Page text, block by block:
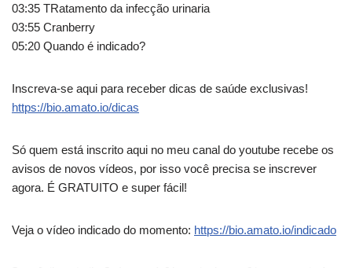
03:35 TRatamento da infecção urinaria
03:55 Cranberry
05:20 Quando é indicado?
Inscreva-se aqui para receber dicas de saúde exclusivas!
https://bio.amato.io/dicas
Só quem está inscrito aqui no meu canal do youtube recebe os
avisos de novos vídeos, por isso você precisa se inscrever
agora. É GRATUITO e super fácil!
Veja o vídeo indicado do momento: https://bio.amato.io/indicado